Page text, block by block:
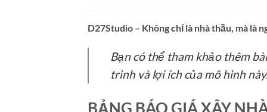
D27Studio – Không chỉ là nhà thầu, mà
Bạn có thể tham khảo thêm
trình và lợi ích của mô hình
BẢNG BÁO GIÁ XÂY